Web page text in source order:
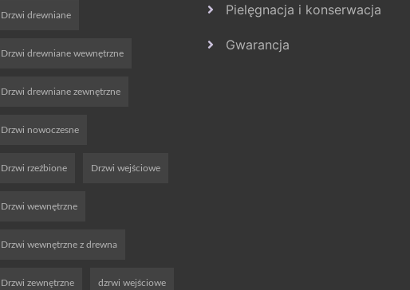
Drzwi drewniane
Drzwi drewniane wewnętrzne
Drzwi drewniane zewnętrzne
Drzwi nowoczesne
Drzwi rzeźbione Drzwi wejściowe
Drzwi wewnętrzne
Drzwi wewnętrzne z drewna
Drzwi zewnętrzne dzrwi wejściowe
Pielęgnacja i konserwacja
Gwarancja